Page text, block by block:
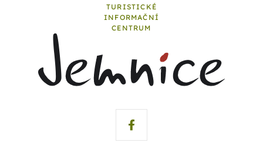
TURISTICKÉ
INFORMAČNÍ
CENTRUM